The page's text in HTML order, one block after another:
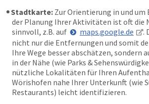
Stadtkarte: Zur Orientierung in und um
der Planung Ihrer Aktivitäten ist oft die
sinnvoll, z.B. auf
maps.google.de
.
nicht nur die Entfernungen und somit
Ihre Wege besser abschätzen, sondern
in der Nähe (wie Parks &
nützliche Lokalitäten für Ihren
Wörishofen nahe Ihrer Unterkunft (wie
Restaurants) leicht identifizieren.